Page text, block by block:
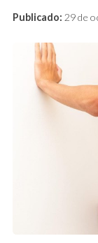
Publicado: 29 de